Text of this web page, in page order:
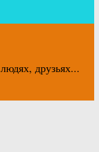
друзьях...